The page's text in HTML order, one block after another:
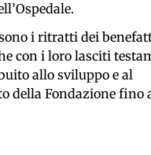
i ritratti dei
con i loro lasciti
allo sviluppo e al
della Fondazione fino